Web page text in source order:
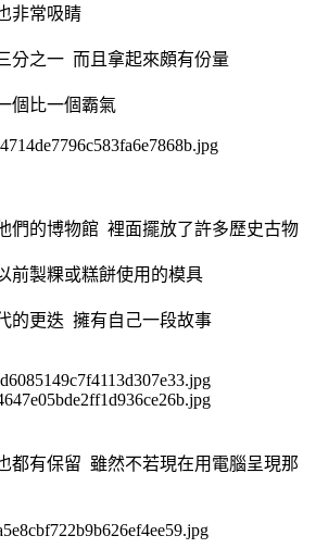
非常吸睛
分之一 而且拿起來頗有份量
個比一個霸氣
們的博物館 裡面擺放了許多歷史古物
前製粿或糕餅使用的模具
的更迭 擁有自己一段故事
都有保留 雖然不若現在用電腦呈現那